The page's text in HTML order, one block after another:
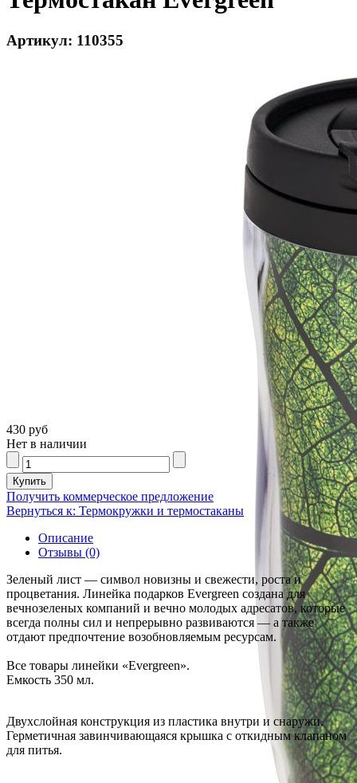
Артикул: 110355
430 руб
Нет в наличии
Получить коммерческое предложение
Вернуться к: Термокружки и термостаканы
Описание
Отзывы (0)
Зеленый лист — символ новизны и свежести, роста и
процветания. Линейка подарков Evergreen создана для
вечнозеленых компаний и вечно молодых адресатов, которые
всегда полны сил и непрерывно развиваются — а также
отдают предпочтение возобновляемым ресурсам.
Все товары линейки «Evergreen».
Емкость 350 мл.
Двухслойная конструкция из пластика внутри и снаружи.
Герметичная завинчивающаяся крышка с откидным клапаном
для питья.